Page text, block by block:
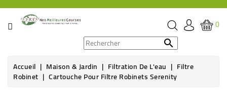
CATÉGORIE
ÉPICERIE
0

Accueil Maison & Jardin Filtration De L'eau Filtre
Robinet
Cartouche Pour Filtre Robinets Serenity